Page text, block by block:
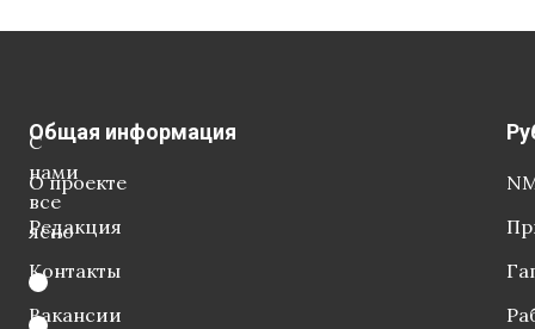
С
нами
все
ясно
Общая информация
О проекте
Редакция
Контакты
Вакансии